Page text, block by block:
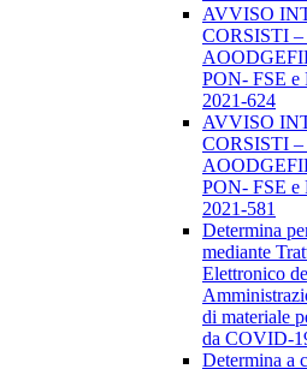
AVVISO
CORSISTI
PON- FSE
2021-624
AVVISO
CORSISTI
PON- FSE
2021-581
Determina
mediante
Elettronico
di materiale
da COVID-
Determina a